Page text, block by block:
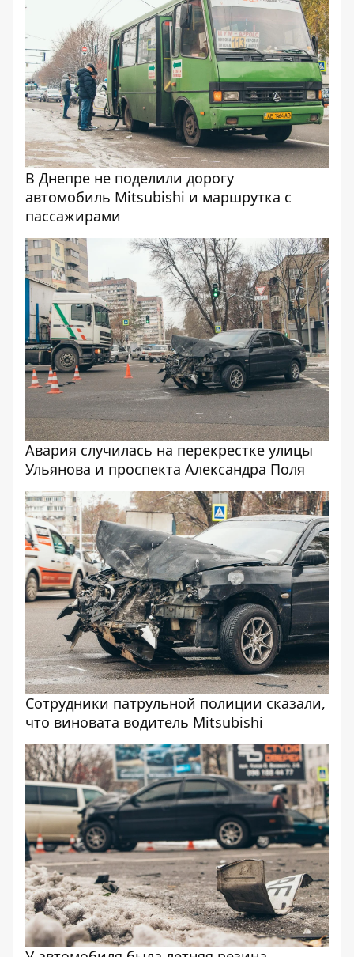
В Днепре не поделили дорогу
автомобиль Mitsubishi и маршрутка с
пассажирами
Авария случилась на перекрестке улицы
Ульянова и проспекта Александра Поля
Сотрудники патрульной полиции сказали,
что виновата водитель Mitsubishi